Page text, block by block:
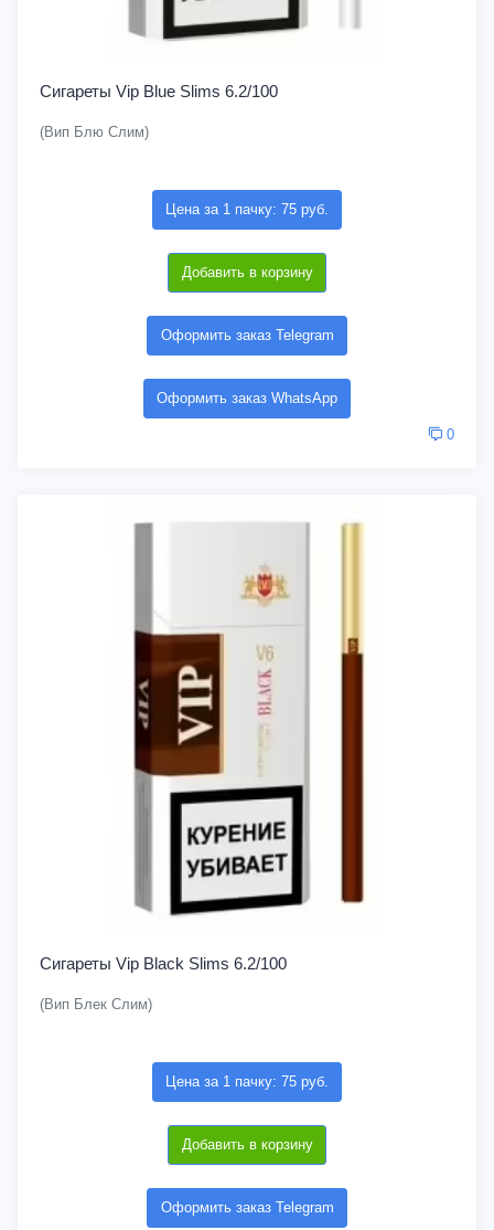
Сигареты Vip Blue Slims 6.2/100
(Вип Блю Слим)
Цена за 1 пачку: 75 руб.
Добавить в корзину
Оформить заказ Telegram
Оформить заказ WhatsApp
0
Сигареты Vip Black Slims 6.2/100
(Вип Блек Слим)
Цена за 1 пачку: 75 руб.
Добавить в корзину
Оформить заказ Telegram